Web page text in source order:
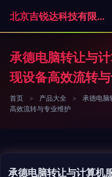
北京吉锐达科技有限公司
承德电脑转让与
现设备高效流转
首页 > 产品大全 >
承德电脑
高效流转与专业维护
承德电脑转让与计算机